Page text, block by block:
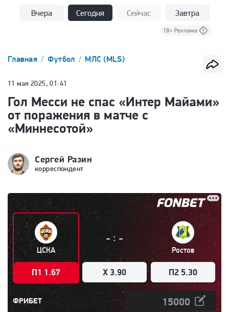
Вчера Сегодня Сейчас Завтра
Главная Футбол МЛС (MLS)
11 мая 2025, 01:41
Гол Месси не спас «Интер Майами»
от поражения в матче с
«Миннесотой»
Сергей Разин
корреспондент
ЦСКА
П1 1.67
- : -
X 3.90
Ростов
П2 5.30
ФРИБЕТ